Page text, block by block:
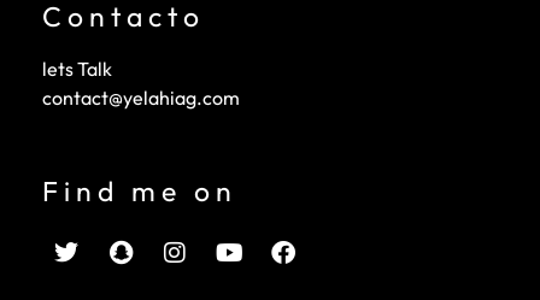
Contacto
lets Talk
contact@yelahiag.com
Find me on